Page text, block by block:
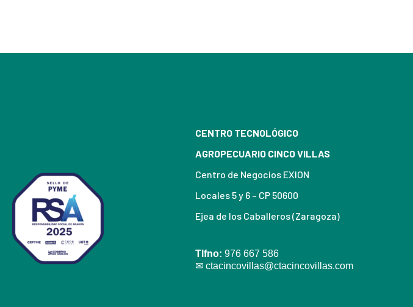
CENTRO TECNOLÓGICO
AGROPECUARIO CINCO VILLAS
Centro de Negocios EXION
Locales 5 y 6 – CP 50600
Ejea de los Caballeros (Zaragoza)
Tlfno: 976 667 586
✉ ctacincovillas@ctacincovillas.com